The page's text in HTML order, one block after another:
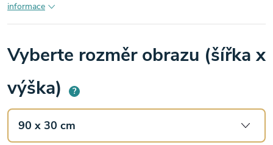
informace
Vyberte rozměr obrazu (šířka x
výška)
?